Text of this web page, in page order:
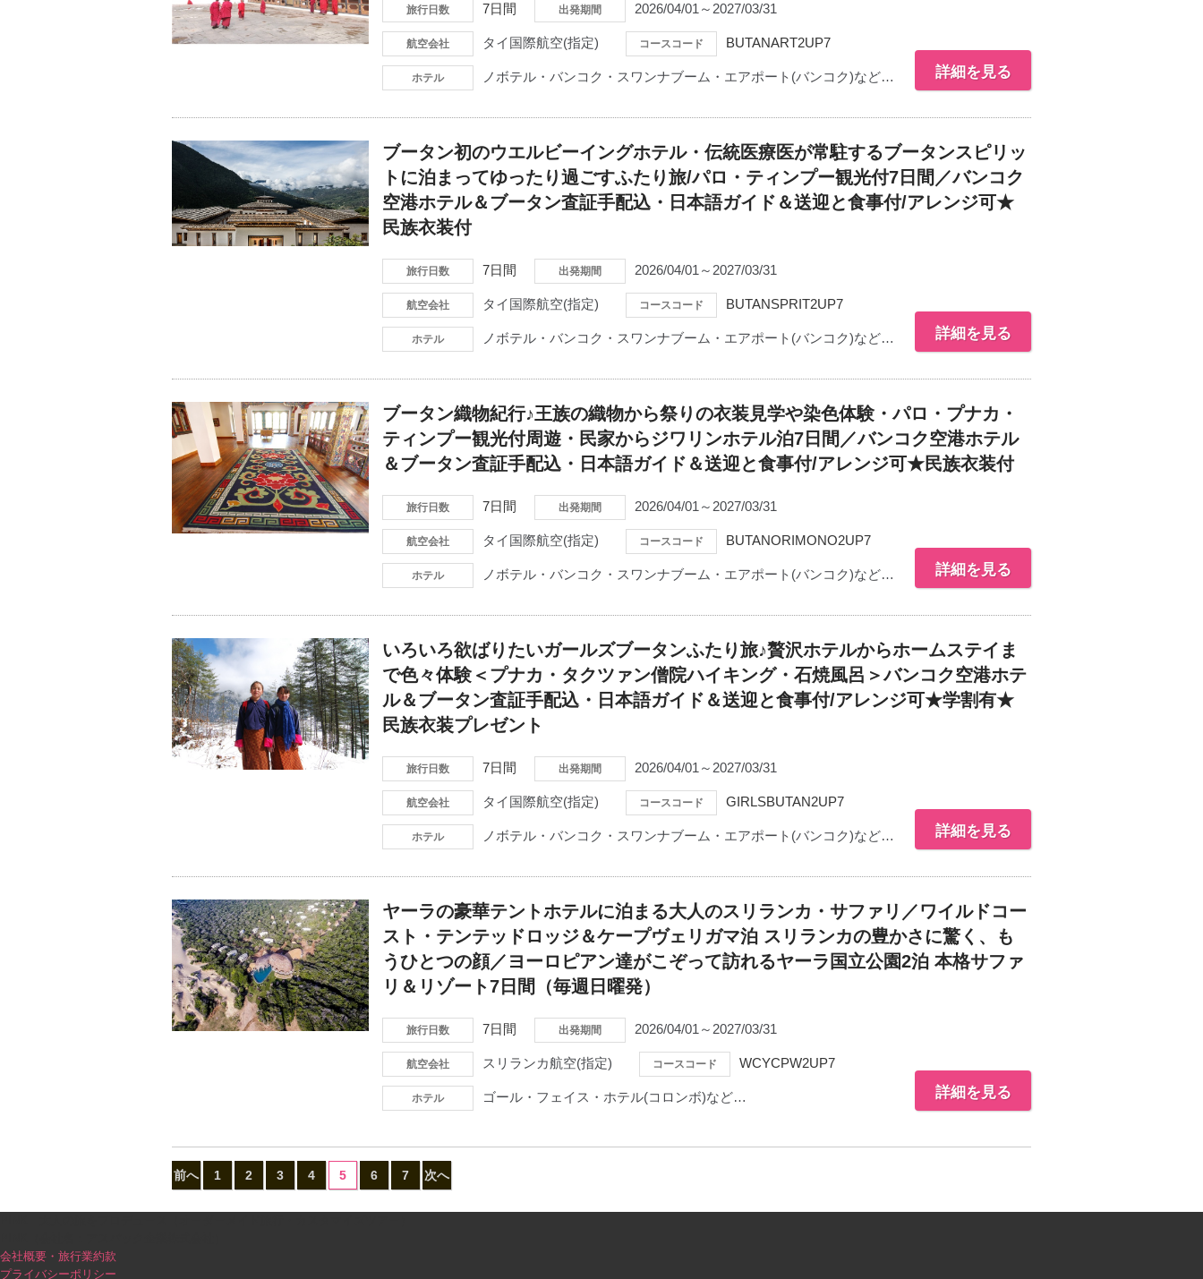
旅行日数 7日間 出発期間 2026/04/01～2027/03/31
航空会社 タイ国際航空(指定) コースコード BUTANART2UP7
ホテル ノボテル・バンコク・スワンナブーム・エアポート(バンコク)など… 詳細を見る
ブータン初のウエルビーイングホテル・伝統医療医が常駐するブータンスピリッ
トに泊まってゆったり過ごすふたり旅/パロ・ティンプー観光付7日間／バンコク
空港ホテル＆ブータン査証手配込・日本語ガイド＆送迎と食事付/アレンジ可★
民族衣装付
旅行日数 7日間 出発期間 2026/04/01～2027/03/31
航空会社 タイ国際航空(指定) コースコード BUTANSPRIT2UP7
ホテル ノボテル・バンコク・スワンナブーム・エアポート(バンコク)など… 詳細を見る
ブータン織物紀行♪王族の織物から祭りの衣装見学や染色体験・パロ・プナカ・
ティンプー観光付周遊・民家からジワリンホテル泊7日間／バンコク空港ホテル
＆ブータン査証手配込・日本語ガイド＆送迎と食事付/アレンジ可★民族衣装付
旅行日数 7日間 出発期間 2026/04/01～2027/03/31
航空会社 タイ国際航空(指定) コースコード BUTANORIMONO2UP7
ホテル ノボテル・バンコク・スワンナブーム・エアポート(バンコク)など… 詳細を見る
いろいろ欲ばりたいガールズブータンふたり旅♪贅沢ホテルからホームステイま
で色々体験＜プナカ・タクツァン僧院ハイキング・石焼風呂＞バンコク空港ホテ
ル＆ブータン査証手配込・日本語ガイド＆送迎と食事付/アレンジ可★学割有★
民族衣装プレゼント
旅行日数 7日間 出発期間 2026/04/01～2027/03/31
航空会社 タイ国際航空(指定) コースコード GIRLSBUTAN2UP7
ホテル ノボテル・バンコク・スワンナブーム・エアポート(バンコク)など… 詳細を見る
ヤーラの豪華テントホテルに泊まる大人のスリランカ・サファリ／ワイルドコー
スト・テンテッドロッジ＆ケープヴェリガマ泊 スリランカの豊かさに驚く、も
うひとつの顔／ヨーロピアン達がこぞって訪れるヤーラ国立公園2泊 本格サファ
リ＆リゾート7日間（毎週日曜発）
旅行日数 7日間 出発期間 2026/04/01～2027/03/31
航空会社 スリランカ航空(指定) コースコード WCYCPW2UP7
ホテル ゴール・フェイス・ホテル(コロンボ)など… 詳細を見る
前へ 1 2 3 4 5 6 7 次へ
会社概要・旅行業約款
プライバシーポリシー